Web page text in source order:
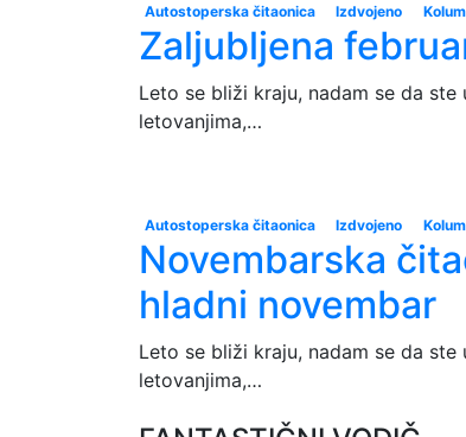
Autostoperska čitaonica Izdvojeno
Zaljubljena
Leto se bliži kraju, nadam se da
letovanjima,…
Autostoperska čitaonica Izdvojeno
Novembarska
hladni novembar
Leto se bliži kraju, nadam se da
letovanjima,…